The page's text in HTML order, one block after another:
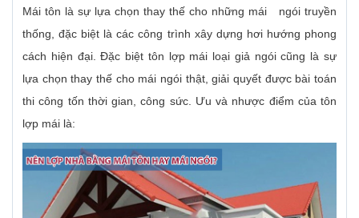
Mái tôn là sự lựa chọn thay thế cho những mái ngói truyền
thống, đặc biệt là các công trình xây dựng hơi hướng phong
cách hiện đại. Đặc biệt tôn lợp mái loại giả ngói cũng là sự
lựa chọn thay thế cho mái ngói thật, giải quyết được bài toán
thi công tốn thời gian, công sức. Ưu và nhược điểm của tôn
lợp mái là: